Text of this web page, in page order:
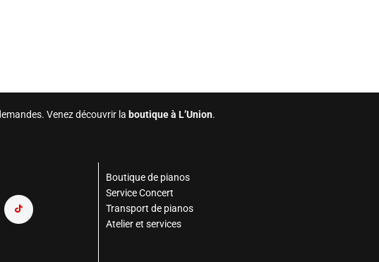
Venez découvrir la boutique à L’Union.
Boutique de pianos
Service Concert
Transport de pianos
Atelier et services